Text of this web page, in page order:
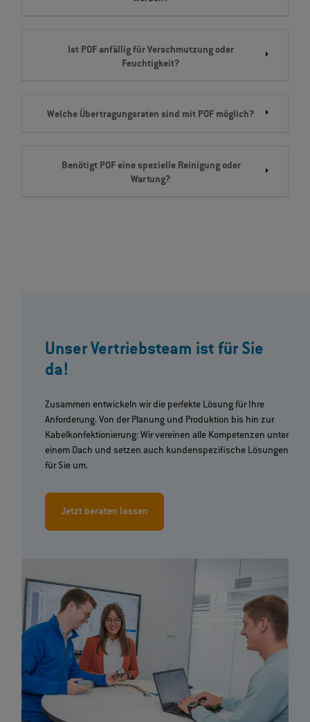
Ist POF anfällig für Verschmutzung oder
Feuchtigkeit?
Welche Übertragungsraten sind mit POF möglich?
Benötigt POF eine spezielle Reinigung oder
Wartung?
Unser Vertriebsteam ist für Sie
da!
Zusammen entwickeln wir die perfekte Lösung für Ihre
Anforderung. Von der Planung und Produktion bis hin zur
Kabelkonfektionierung: Wir vereinen alle Kompetenzen unter
einem Dach und setzen auch kundenspezifische Lösungen
für Sie um.
Jetzt beraten lassen